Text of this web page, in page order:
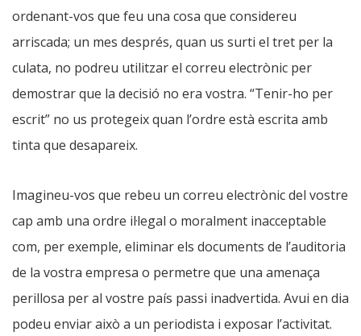
ordenant-vos que feu una cosa que considereu
arriscada; un mes després, quan us surti el tret per la
culata, no podreu utilitzar el correu electrònic per
demostrar que la decisió no era vostra. “Tenir-ho per
escrit” no us protegeix quan l’ordre està escrita amb
tinta que desapareix.
Imagineu-vos que rebeu un correu electrònic del vostre
cap amb una ordre il·legal o moralment inacceptable
com, per exemple, eliminar els documents de l’auditoria
de la vostra empresa o permetre que una amenaça
perillosa per al vostre país passi inadvertida. Avui en dia
podeu enviar això a un periodista i exposar l’activitat.